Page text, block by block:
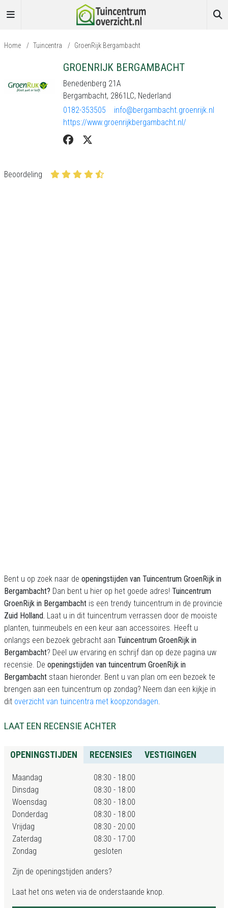
Home / Tuincentra / GroenRijk Bergambacht
GROENRIJK BERGAMBACHT
Benedenberg 21A
Bergambacht, 2861LC, Nederland
0182-353505
info@bergambacht.groenrijk.nl
https://www.groenrijkbergambacht.nl/
Beoordeling
Bent u op zoek naar de openingstijden van Tuincentrum GroenRijk in
Bergambacht? Dan bent u hier op het goede adres! Tuincentrum
GroenRijk in Bergambacht is een trendy tuincentrum in de provincie
Zuid Holland. Laat u in dit tuincentrum verrassen door de mooiste
planten, tuinmeubels en een keur aan accessoires. Heeft u
onlangs een bezoek gebracht aan Tuincentrum GroenRijk in
Bergambacht? Deel uw ervaring en schrijf dan op deze pagina uw
recensie. De openingstijden van tuincentrum GroenRijk in
Bergambacht staan hieronder. Bent u van plan om een bezoek te
brengen aan een tuincentrum op zondag? Neem dan een kijkje in
dit overzicht van tuincentra met koopzondagen.
LAAT EEN RECENSIE ACHTER
OPENINGSTIJDEN RECENSIES VESTIGINGEN
Maandag
08:30 - 18:00
Dinsdag
08:30 - 18:00
Woensdag
08:30 - 18:00
Donderdag
08:30 - 18:00
Vrijdag
08:30 - 20:00
Zaterdag
08:30 - 17:00
Zondag
gesloten
Zijn de openingstijden anders?
Laat het ons weten via de onderstaande knop.